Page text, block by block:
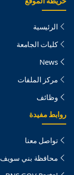
الرئيسية
كليات الجامعة
News
مركز الملفات
وظائف
روابط مفيدة
تواصل معنا
محافظة بني سويف